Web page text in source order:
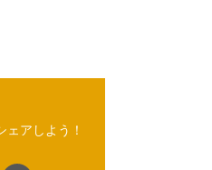
アしよう！